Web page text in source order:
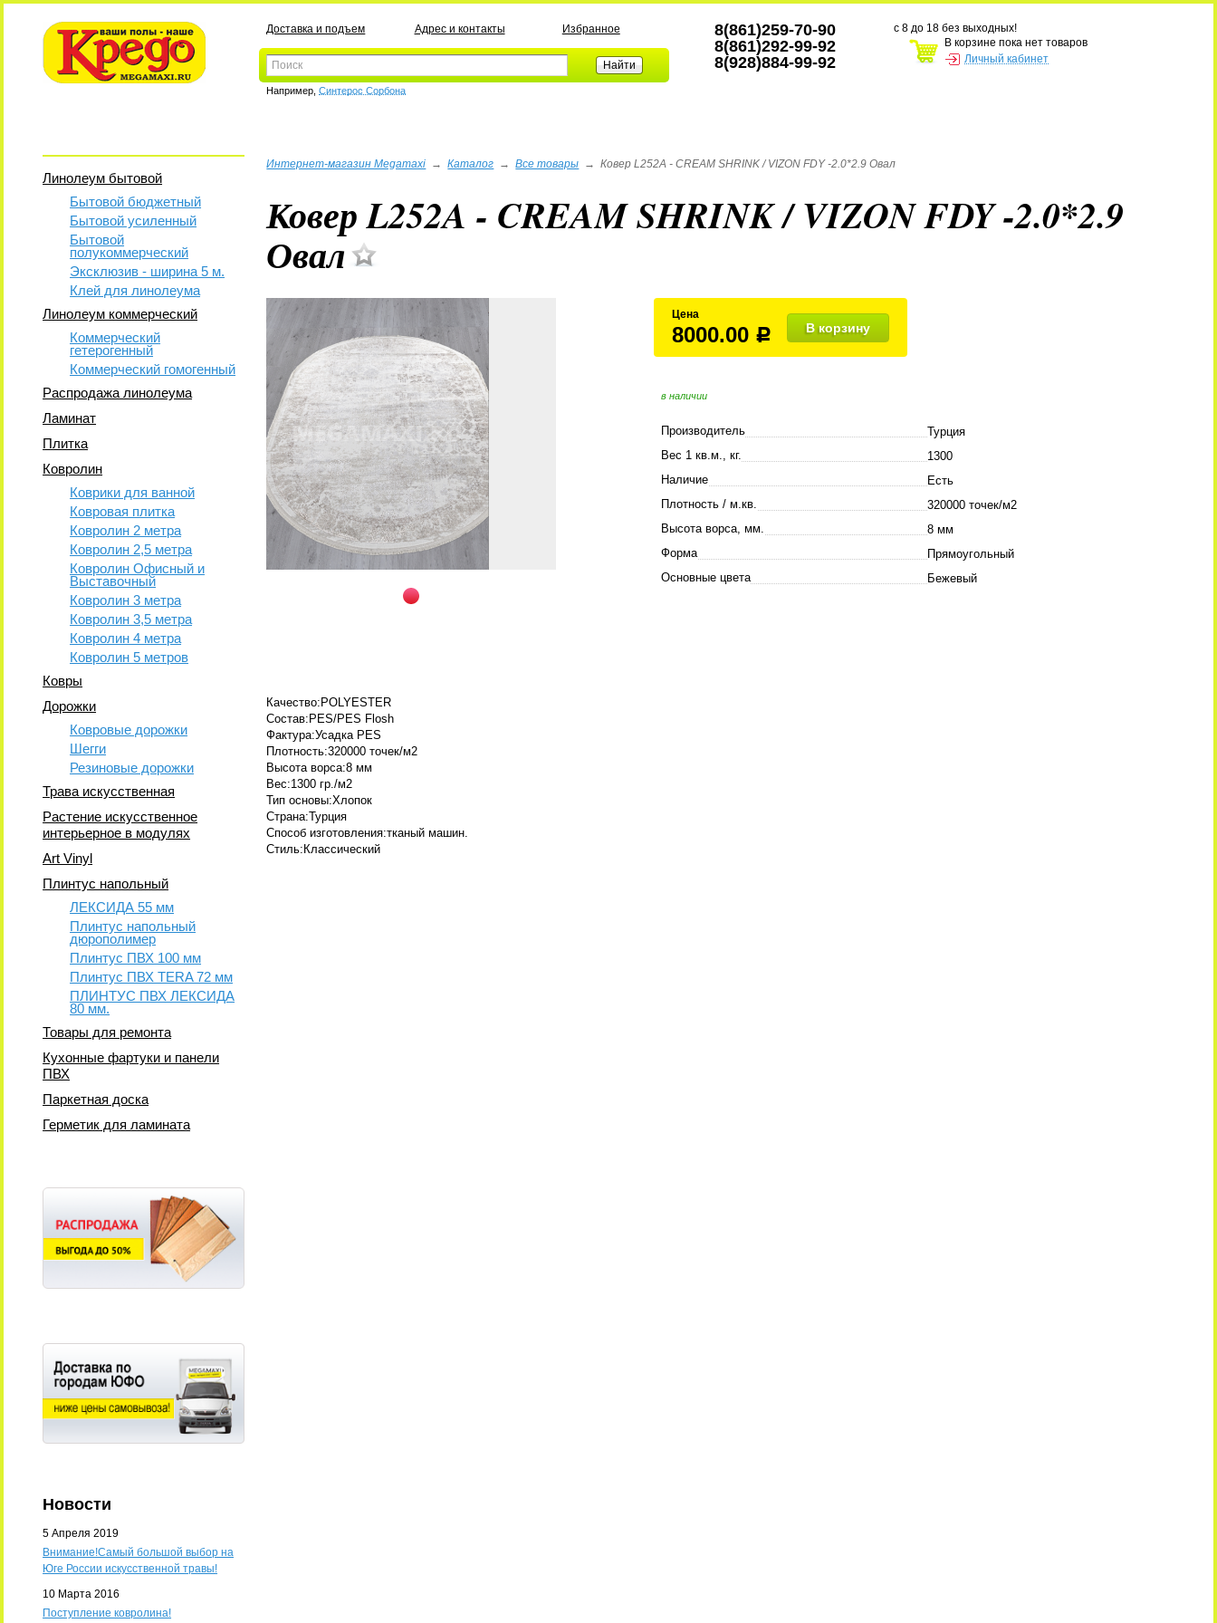
Доставка и подъем Адрес и контакты Избранное
Например,Синтерос Сорбона
8(861)259-70-90
8(861)292-99-92
8(928)884-99-92
с 8 до 18 без выходных!
В корзине пока нет товаров
Личный кабинет
Линолеум бытовой
Бытовой бюджетный
Бытовой усиленный
Бытовой
полукоммерческий
Эксклюзив - ширина 5 м.
Клей для линолеума
Линолеум коммерческий
Коммерческий
гетерогенный
Коммерческий гомогенный
Распродажа линолеума
Ламинат
Плитка
Ковролин
Коврики для ванной
Ковровая плитка
Ковролин 2 метра
Ковролин 2,5 метра
Ковролин Офисный и
Выставочный
Ковролин 3 метра
Ковролин 3,5 метра
Ковролин 4 метра
Ковролин 5 метров
Ковры
Дорожки
Ковровые дорожки
Шегги
Резиновые дорожки
Трава искусственная
Растение искусственное
интерьерное в модулях
Art Vinyl
Плинтус напольный
ЛЕКСИДА 55 мм
Плинтус напольный
дюрополимер
Плинтус ПВХ 100 мм
Плинтус ПВХ TERA 72 мм
ПЛИНТУС ПВХ ЛЕКСИДА
80 мм.
Товары для ремонта
Кухонные фартуки и панели
ПВХ
Паркетная доска
Герметик для ламината
Новости
5 Апреля 2019
Внимание!Самый большой выбор на
Юге России искусственной травы!
10 Марта 2016
Поступление ковролина!
Интернет-магазин Megamaxi →Каталог →Все товары →Ковер L252A - CREAM SHRINK / VIZON FDY -2.0*2.9 Овал
Ковер L252A - CREAM SHRINK / VIZON FDY -2.0*2.9
Овал
Цена
8000.00 Р В корзину
в наличии
Производитель
Турция
Вес 1 кв.м., кг.
1300
Наличие
Есть
Плотность / м.кв.
320000 точек/м2
Высота ворса, мм.
8 мм
Форма
Прямоугольный
Основные цвета
Бежевый
Качество:POLYESTER
Состав:PES/PES Flosh
Фактура:Усадка PES
Плотность:320000 точек/м2
Высота ворса:8 мм
Вес:1300 гр./м2
Тип основы:Хлопок
Страна:Турция
Способ изготовления:тканый машин.
Стиль:Классический